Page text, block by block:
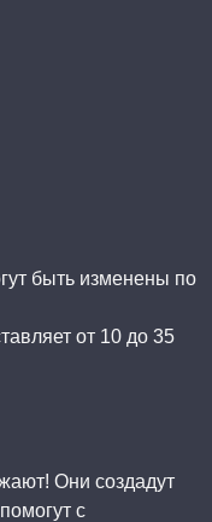
быть изменены по
от 10 до 35
Они создадут
с